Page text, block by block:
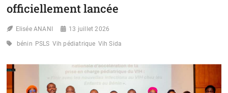
FIN
À
2030
officiellement lancée
Elisée ANANI 13 juillet 2026
bénin PSLS Vih pédiatrique Vih Sida